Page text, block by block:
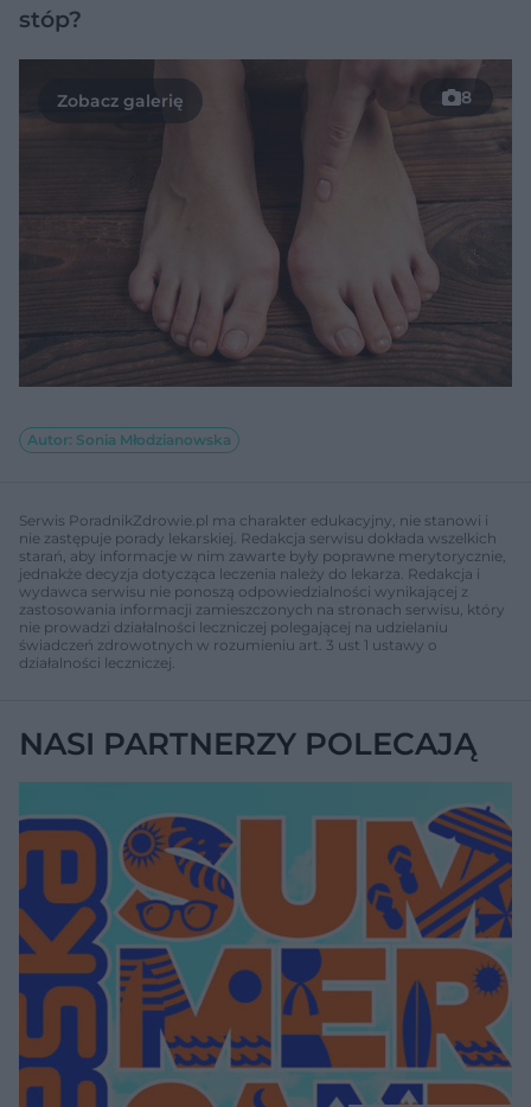
stóp?
8
Autor: Sonia Młodzianowska
Serwis PoradnikZdrowie.pl ma charakter edukacyjny, nie stanowi i
nie zastępuje porady lekarskiej. Redakcja serwisu dokłada wszelkich
starań, aby informacje w nim zawarte były poprawne merytorycznie,
jednakże decyzja dotycząca leczenia należy do lekarza. Redakcja i
wydawca serwisu nie ponoszą odpowiedzialności wynikającej z
zastosowania informacji zamieszczonych na stronach serwisu, który
nie prowadzi działalności leczniczej polegającej na udzielaniu
świadczeń zdrowotnych w rozumieniu art. 3 ust 1 ustawy o
działalności leczniczej.
NASI PARTNERZY POLECAJĄ